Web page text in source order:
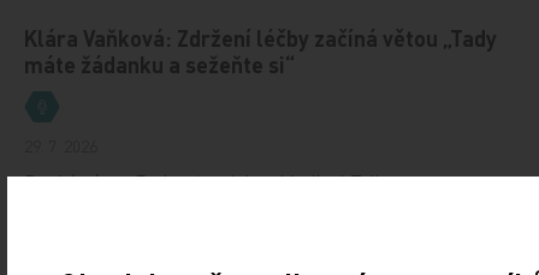
Klára Vaňková: Zdržení léčby začíná větou „Tady
máte žádanku a sežeňte si“
Druhý názor. Podcast redakce Medical Tribune